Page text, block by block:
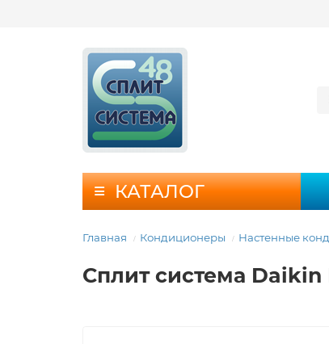
КАТАЛОГ
Главная Кондиционеры Настенные
Сплит система Daikin